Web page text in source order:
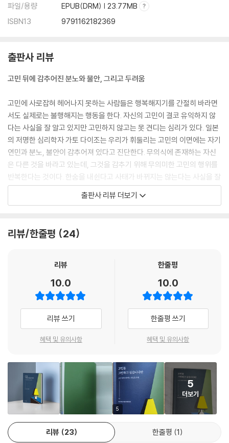
· 작은 실천을 통해서 감정을 쌓아나간다
· 감정을 배출하고 한 걸음 더 나아간다
파일/용량
EPUB(DRM) | 23.77MB
ISBN13
9791162182369
출판사 리뷰
고민 뒤에 감추어진 분노와 불안, 그리고 두려움
고민에 사로잡혀 헤어나지 못하는 사람들은 행복해지기를 간절히 바라면
서도 실제로는 불행해지는 행동을 한다. 자신의 고민이 결코 유익하지 않
다는 사실을 잘 알고 있지만 고민하지 않고는 못 견디는 심리가 있다. 일본
의 저명한 심리학자 가토 다이조는 우리가 휘둘리는 고민의 이면에는 자기
연민과 분노, 불안이 감추어져 있다고 진단한다. 무의식에 존재하는 자신
은 다른 것을 바라고 있는데, 그것을 감추기 위해 무의미한 고민의 행위를
반복한다는 것이다. 한숨을 내쉰다고 사태가 바뀌지는 않는다는 사실을 잘
알고 있으면서도 스스로 ‘불행의 방’으로 들어가 성장을 거부하는 것이다.
축적되는데, 고민에 사로잡힌 사람은 고민의 고통스러운 과정을 통하여 무
란을 피워야 무의식이 원하는 것을 충족시킬 수 있는 것이다. 따라서 고민
를 깨닫는 것이 중요하다. 왜 이렇게까지 자기 연민에 빠져 있는지, 왜 이렇
게까지 쓸데없는 고민을 계속하는지 그 진정한 원인을 찾는 것이 중요하
다. ‘고민하지 않겠다’는 결심도 중요하지만 결심만으로는 효과가 없다. 현
재의 자신을 올바르게 이해하는 것이 먼저다. 현재의 자신이 진정으로 바
라는 것이 무엇인지를 바로 알아야 한다. 내 고민의 실체를 안다면 불행의
“고민하는 과정을 통하여 무의식 영역에서 끌어안고 있는 마음의 갈등을
해결하고 있다는 사실을 이해할 수 있다면 앞길은 밝다. 자물쇠가 걸린 고
민의 방에서 나오려면 의식이 갈망하는 배후에 존재하는 무의식의 욕구를
이해해야 한다.”(본문 중에서)
고민만 계속하다 보니, 정작 행복에 쓸 에너지가 없다
출판사 리뷰 더보기
리뷰/한줄평 24
리뷰
10.0
리뷰 쓰기
혜택 및 유의사항
한줄평
10.0
한줄평 쓰기
혜택 및 유의사항
5
5
더보기
리뷰 23 한줄평 1